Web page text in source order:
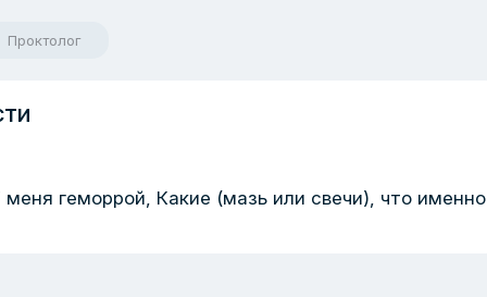
Проктолог
геморрой, Какие (мазь или свечи), что именно